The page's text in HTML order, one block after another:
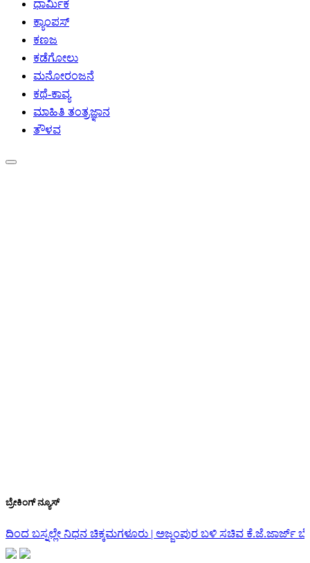
ಧಾರ್ಮಿಕ
ಕ್ಯಾಂಪಸ್
ಕಣಜ
ಕಡೆಗೋಲು
ಮನೋರಂಜನೆ
ಕಥೆ-ಕಾವ್ಯ
ಮಾಹಿತಿ ತಂತ್ರಜ್ಞಾನ
ತೌಳವ
ಬ್ರೇಕಿಂಗ್ ನ್ಯೂಸ್
| ಅಜ್ಜಂಪುರ ಬಳಿ ಸಚಿವ ಕೆ.ಜೆ.ಜಾರ್ಜ್ ಬೆಂಗಾಲು ವಾಹನ ಅಪಘಾತ